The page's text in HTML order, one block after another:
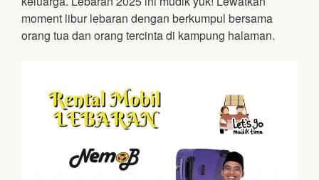
moment libur lebaran dengan berkumpul bersama
orang tua dan orang tercinta di kampung halaman.